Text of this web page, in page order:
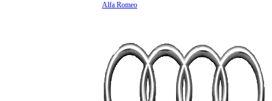
Alfa Romeo